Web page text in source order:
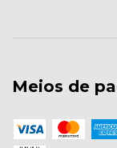
Meios de